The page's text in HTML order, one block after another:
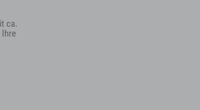
ca.